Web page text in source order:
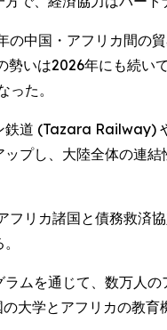
中国・アフリカ間の
勢いは2026年にも続
た。
鉄道 (Tazara
プし、大陸全体の連
リカ諸国と債務救済
ムを通じて、数万人
大学とアフリカの教